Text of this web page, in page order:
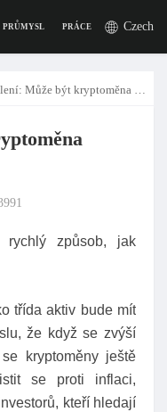
PRŮMYSL PRÁCE DIGITÁLNÍ
Czech
být kryptoměna zajištěním inflace?
rychlý způsob, jak
třída aktiv bude mít
že když se zvýší
kryptoměny ještě
se proti inflaci,
kteří hledají